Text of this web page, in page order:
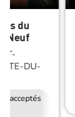
du
Neuf
DU-
acceptés
Wifi